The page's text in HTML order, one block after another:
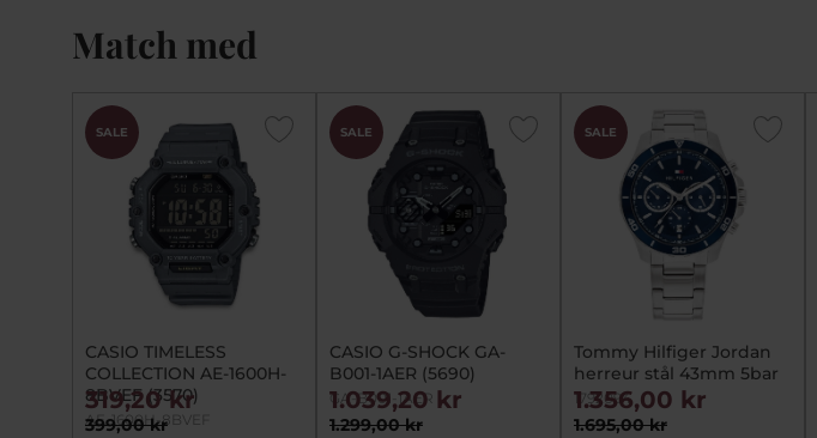
Match med
SALE
CASIO TIMELESS
COLLECTION AE-1600H-
8BVEF (3570)
AE-1600H-8BVEF
399,00 kr
319,20 kr
SALE
CASIO G-SHOCK GA-
B001-1AER (5690)
GA-B001-1AER
1.299,00 kr
1.039,20 kr
SALE
Tommy Hilfiger Jordan
herreur stål 43mm 5bar
1792094
1.695,00 kr
1.356,00 kr